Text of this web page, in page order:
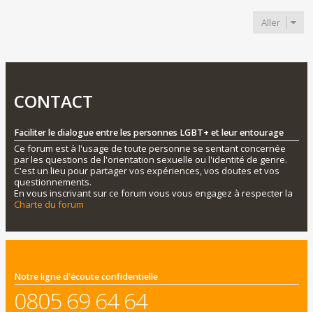
Aller
CONTACT
Faciliter le dialogue entre les personnes LGBT+ et leur entourage
Ce forum est à l'usage de toute personne se sentant concernée
par les questions de l'orientation sexuelle ou l'identité de genre.
C'est un lieu pour partager vos expériences, vos doutes et vos
questionnements.
En vous inscrivant sur ce forum vous vous engagez à respecter la
Charte du forum
Notre ligne d'écoute confidentielle
0805 69 64 64